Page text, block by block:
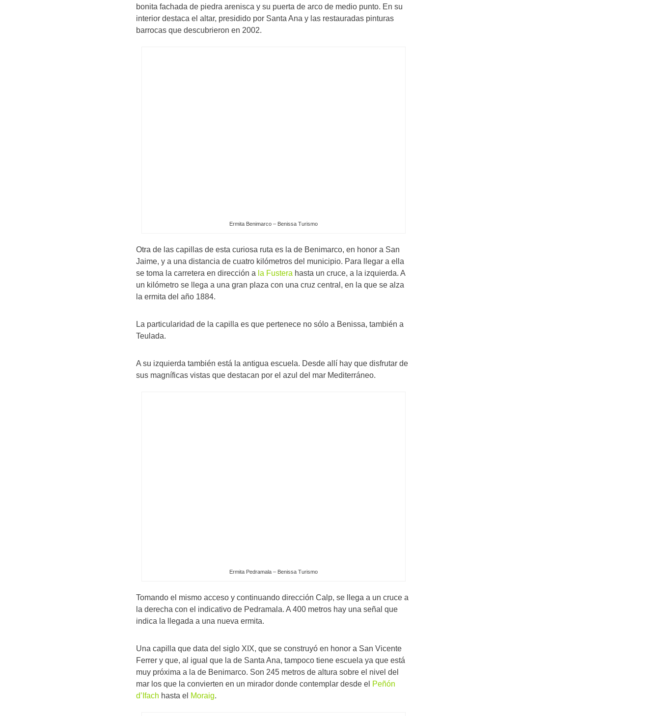
bonita fachada de piedra arenisca y su puerta de arco de medio punto. En su
interior destaca el altar, presidido por Santa Ana y las restauradas pinturas
barrocas que descubrieron en 2002.
Ermita Benimarco – Benissa Turismo
Otra de las capillas de esta curiosa ruta es la de Benimarco, en honor a San
Jaime, y a una distancia de cuatro kilómetros del municipio. Para llegar a ella
se toma la carretera en dirección a la Fustera hasta un cruce, a la izquierda. A
un kilómetro se llega a una gran plaza con una cruz central, en la que se alza
la ermita del año 1884.
La particularidad de la capilla es que pertenece no sólo a Benissa, también a
Teulada.
A su izquierda también está la antigua escuela. Desde allí hay que disfrutar de
sus magníficas vistas que destacan por el azul del mar Mediterráneo.
Ermita Pedramala – Benissa Turismo
Tomando el mismo acceso y continuando dirección Calp, se llega a un cruce a
la derecha con el indicativo de Pedramala. A 400 metros hay una señal que
indica la llegada a una nueva ermita.
Una capilla que data del siglo XIX, que se construyó en honor a San Vicente
Ferrer y que, al igual que la de Santa Ana, tampoco tiene escuela ya que está
muy próxima a la de Benimarco. Son 245 metros de altura sobre el nivel del
mar los que la convierten en un mirador donde contemplar desde el Peñón
d’Ifach hasta el Moraig.